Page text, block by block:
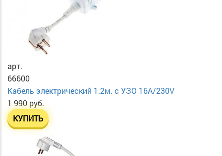
арт.
66600
Кабель электрический 1.2м. с УЗО 16А/230V
1 990 руб.
КУПИТЬ